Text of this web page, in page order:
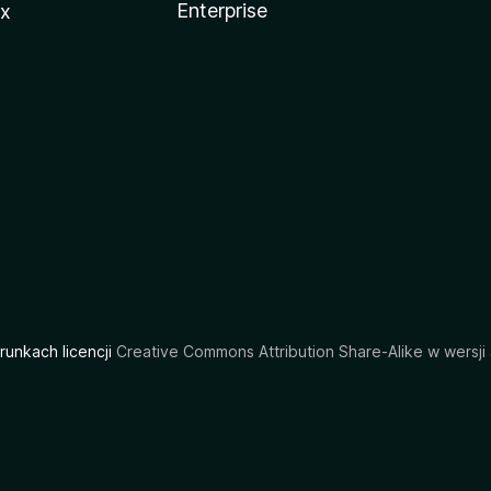
Enterprise
licencji Creative Commons Attribution Share-Alike w wersji